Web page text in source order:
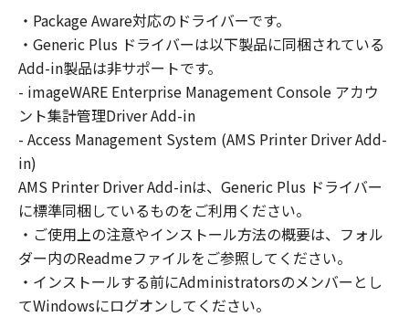
only on computers directly or via network
connected to the Products (the "Designated
Computer").
You may allow other users of other
computers connected to your Designated
Computer to use the SOFTWARE, provided
that you must assure that all such users shall
abide by the terms of this Agreement and
shall be subject to restrictions and
obligations borne by you hereunder.
You may make one copy of the SOFTWARE
solely for a back-up purpose.
・Package Aware対応のドライバーです。
・Generic Plus ドライバーは以下製品に同梱されている
Add-in製品は非サポートです。
- imageWARE Enterprise Management Console アカウ
ント集計管理Driver Add-in
- Access Management System (AMS Printer Driver Add-
in)
AMS Printer Driver Add-inは、Generic Plus ドライバー
に標準同梱しているものをご利用ください。
・ご使用上の注意やインストール方法の概要は、フォル
ダー内のReadmeファイルをご参照してください。
・インストールする前にAdministratorsのメンバーとし
てWindowsにログオンしてください。